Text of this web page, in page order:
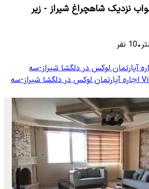
نزدیک شاهچراغ شیراز - زیر
•
10 نفر
آپارتمان لوکس در دلگشا شیراز-سه
اجاره آپارتمان لوکس در دلگشا شیراز-سه